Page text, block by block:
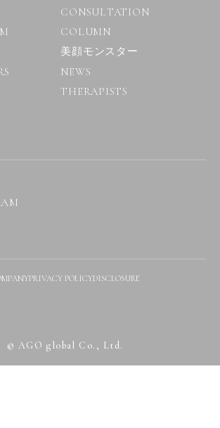
CONSULTATION
COLUMN
美顔モンスター
NEWS
THERAPISTS
PRIVACY POLICYDISCLOSURE
© AGO global Co., Ltd.